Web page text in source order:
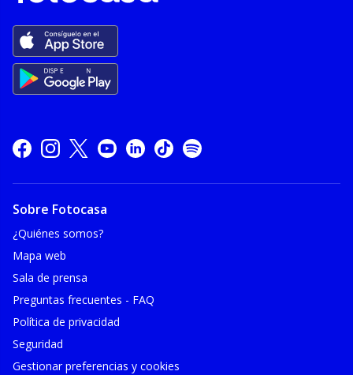
Sobre Fotocasa
¿Quiénes somos?
Mapa web
Sala de prensa
Preguntas frecuentes - FAQ
Política de privacidad
Seguridad
Gestionar preferencias y cookies